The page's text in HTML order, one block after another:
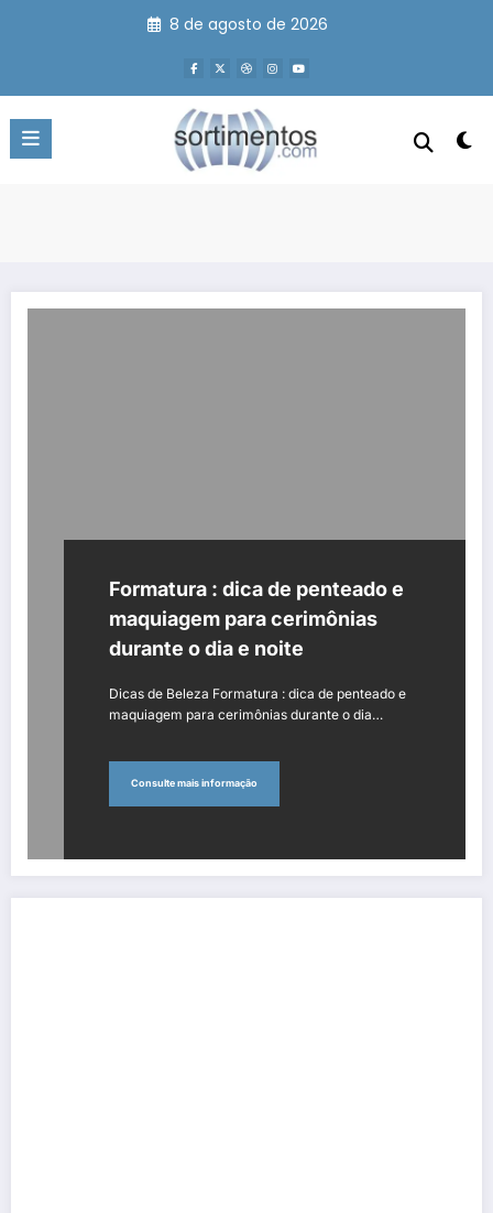
8 de agosto de 2026
Formatura : dica de penteado e
maquiagem para cerimônias
durante o dia e noite
Dicas de Beleza Formatura : dica de penteado e
maquiagem para cerimônias durante o dia…
Consulte mais informação